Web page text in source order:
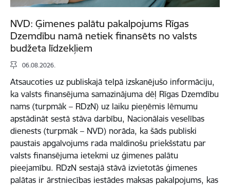
NVD: Ģimenes palātu pakalpojums Rīgas
Dzemdību namā netiek finansēts no valsts
budžeta līdzekļiem
06.08.2026.
Atsaucoties uz publiskajā telpā izskanējušo informāciju,
ka valsts finansējuma samazinājuma dēļ Rīgas Dzemdību
nams (turpmāk – RDzN) uz laiku pieņēmis lēmumu
apstādināt sestā stāva darbību, Nacionālais veselības
dienests (turpmāk – NVD) norāda, ka šāds publiski
paustais apgalvojums rada maldinošu priekšstatu par
valsts finansējuma ietekmi uz ģimenes palātu
pieejamību. RDzN sestajā stāvā izvietotās ģimenes
palātas ir ārstniecības iestādes maksas pakalpojums, kas